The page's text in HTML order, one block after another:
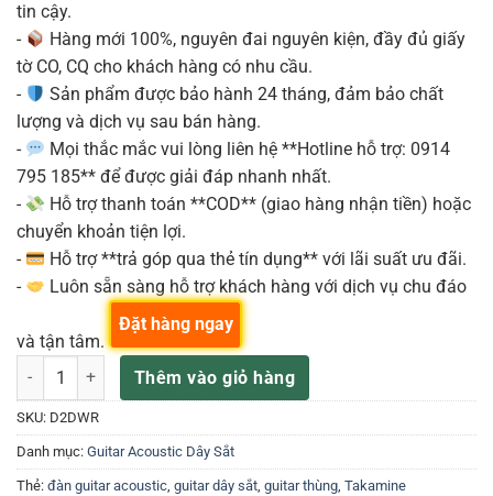
tin cậy.
-
Hàng mới 100%, nguyên đai nguyên kiện, đầy đủ giấy
tờ CO, CQ cho khách hàng có nhu cầu.
-
Sản phẩm được bảo hành 24 tháng, đảm bảo chất
lượng và dịch vụ sau bán hàng.
-
Mọi thắc mắc vui lòng liên hệ **Hotline hỗ trợ: 0914
795 185** để được giải đáp nhanh nhất.
-
Hỗ trợ thanh toán **COD** (giao hàng nhận tiền) hoặc
chuyển khoản tiện lợi.
-
Hỗ trợ **trả góp qua thẻ tín dụng** với lãi suất ưu đãi.
-
Luôn sẵn sàng hỗ trợ khách hàng với dịch vụ chu đáo
và tận tâm.
Đàn Guitar Acoustic Takamine D2D-WR số lượng
Thêm vào giỏ hàng
Đặt hàng ngay
SKU: D2DWR
Danh mục: Guitar Acoustic Dây Sắt
Thẻ: đàn guitar acoustic, guitar dây sắt, guitar thùng, Takamine